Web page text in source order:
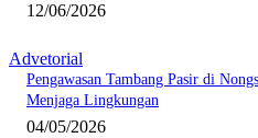
12/06/2026
Advetorial
Pengawasan Tambang Pasir di
Menjaga Lingkungan
04/05/2026